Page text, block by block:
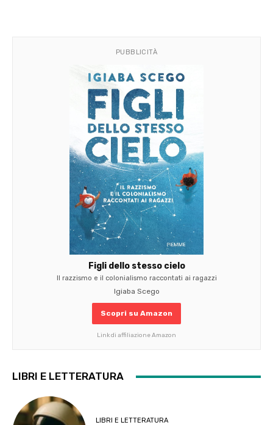
PUBBLICITÀ
Figli dello stesso cielo
Il razzismo e il colonialismo raccontati ai ragazzi
Igiaba Scego
Scopri su Amazon
Link di affiliazione Amazon
LIBRI E LETTERATURA
LIBRI E LETTERATURA